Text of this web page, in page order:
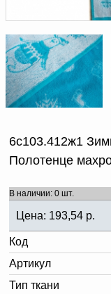
персональными
Письмо
Вопросы и ответы
Новости | Статьи
6с103.412ж1
Полотенце
В наличии: 0 шт.
Цена: 193,54 р.
Код
Артикул
Тип ткани